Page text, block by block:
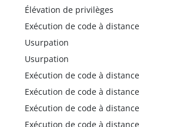
Élévation de privilèges
Exécution de code à distance
Usurpation
Usurpation
Exécution de code à distance
Exécution de code à distance
Exécution de code à distance
Exécution de code à distance